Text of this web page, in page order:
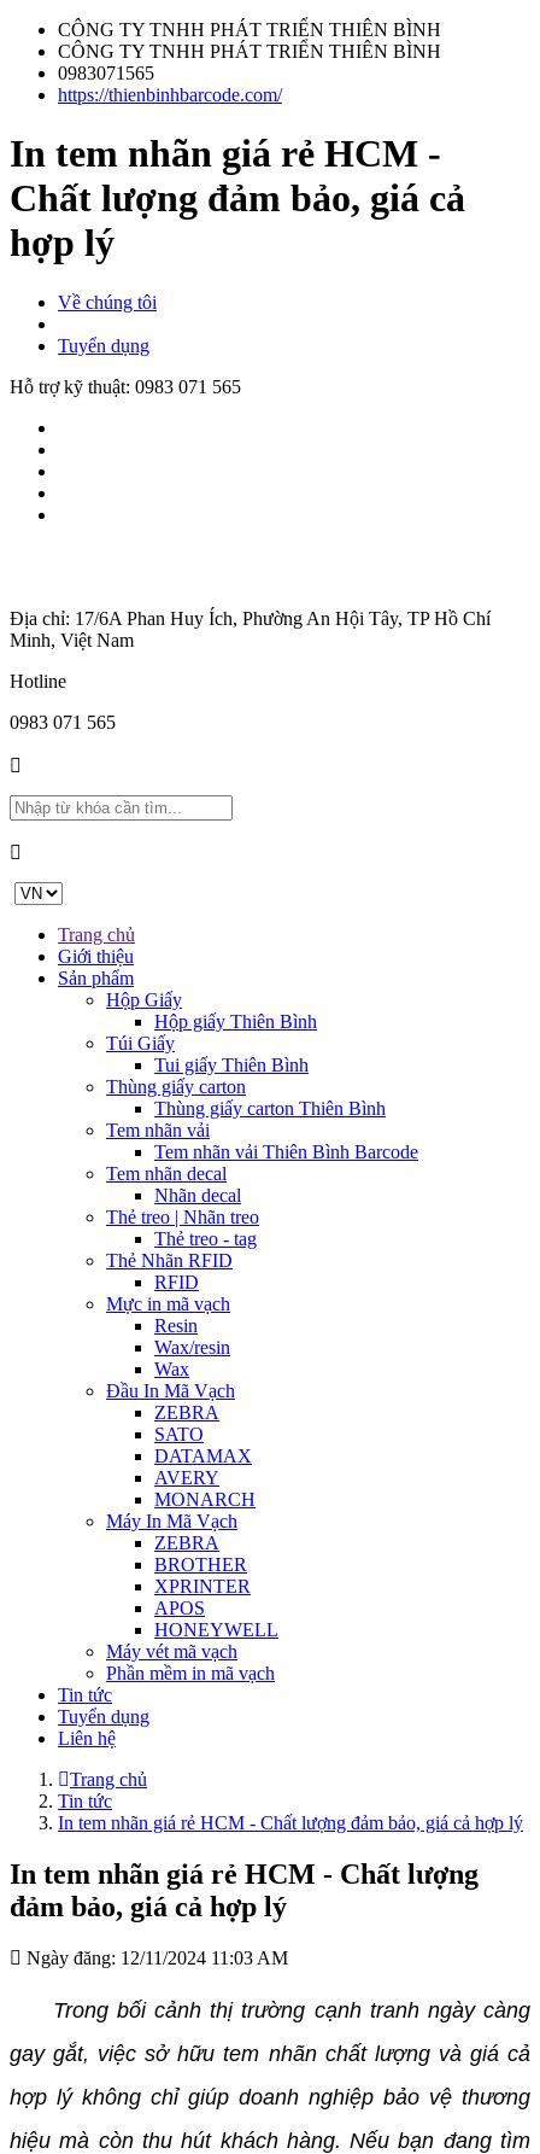
CÔNG TY TNHH PHÁT TRIỂN THIÊN BÌNH
CÔNG TY TNHH PHÁT TRIỂN THIÊN BÌNH
0983071565
https://thienbinhbarcode.com/
In tem nhãn giá rẻ HCM -
Chất lượng đảm bảo, giá cả
hợp lý
Về chúng tôi
Tuyển dụng
Hỗ trợ kỹ thuật: 0983 071 565
Địa chỉ: 17/6A Phan Huy Ích, Phường An Hội Tây, TP Hồ Chí
Minh, Việt Nam
Hotline
0983 071 565
Trang chủ
Giới thiệu
Sản phẩm
Hộp Giấy
Hộp giấy Thiên Bình
Túi Giấy
Tui giấy Thiên Bình
Thùng giấy carton
Thùng giấy carton Thiên Bình
Tem nhãn vải
Tem nhãn vải Thiên Bình Barcode
Tem nhãn decal
Nhãn decal
Thẻ treo | Nhãn treo
Thẻ treo - tag
Thẻ Nhãn RFID
RFID
Mực in mã vạch
Resin
Wax/resin
Wax
Đầu In Mã Vạch
ZEBRA
SATO
DATAMAX
AVERY
MONARCH
Máy In Mã Vạch
ZEBRA
BROTHER
XPRINTER
APOS
HONEYWELL
Máy vét mã vạch
Phần mềm in mã vạch
Tin tức
Tuyển dụng
Liên hệ
Trang chủ
Tin tức
In tem nhãn giá rẻ HCM - Chất lượng đảm bảo, giá cả hợp lý
In tem nhãn giá rẻ HCM - Chất lượng
đảm bảo, giá cả hợp lý
Ngày đăng: 12/11/2024 11:03 AM
Trong bối cảnh thị trường cạnh tranh ngày càng
gay gắt, việc sở hữu tem nhãn chất lượng và giá cả
hợp lý không chỉ giúp doanh nghiệp bảo vệ thương
hiệu mà còn thu hút khách hàng. Nếu bạn đang tìm